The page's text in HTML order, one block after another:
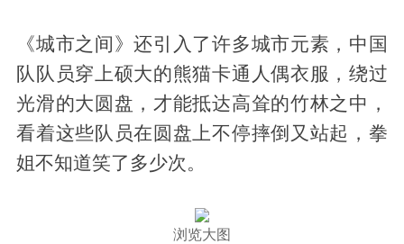
《城市之间》还引入了许多城市元素，中国
队队员穿上硕大的熊猫卡通人偶衣服，绕过
光滑的大圆盘，才能抵达高耸的竹林之中，
看着这些队员在圆盘上不停摔倒又站起，拳
姐不知道笑了多少次。
浏览大图